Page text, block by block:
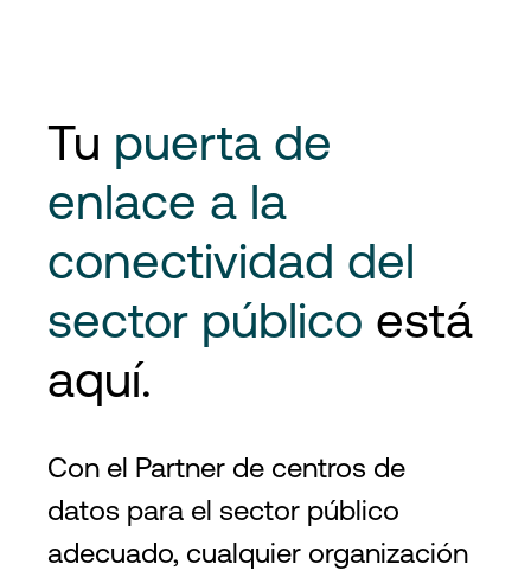
Tu puerta de
enlace a la
conectividad del
sector público está
aquí.
Con el Partner de centros de
datos para el sector público
adecuado, cualquier organización